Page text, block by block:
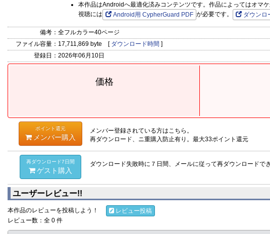
本作品はAndroidへ最適化済みコンテンツです。作品によってはオマ
視聴には
Android用 CypherGuard PDF が必要です。 ダウンロ
備考： 全フルカラー40ページ
ファイル容量： 17,711,869 byte [ ダウンロード時間 ]
登録日： 2026年06月10日
価格
ポイント還元
メンバー購入
メンバー登録されている方はこちら。
再ダウンロード、ニ重購入防止有り。最大33ポイント還元
再ダウンロード7日間
ゲスト購入
ダウンロード失敗時に７日間、メールに従って再ダウンロードでき
ユーザーレビュー!!
本作品のレビューを投稿しよう！
レビュー投稿
レビュー数：全 0 件